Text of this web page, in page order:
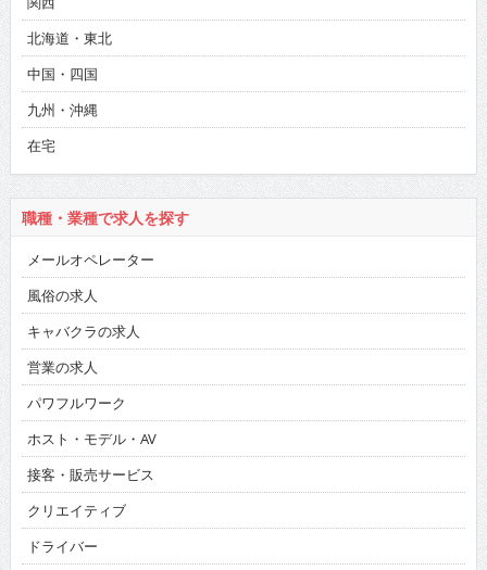
北海道・東北
中国・四国
九州・沖縄
在宅
職種・業種で求人を探す
風俗の求人
キャバクラの求人
営業の求人
パワフルワーク
ホスト・モデル・AV
接客・販売サービス
クリエイティブ
ドライバー
副業・在宅・独立